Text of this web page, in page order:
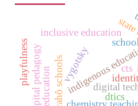
indigenous
krahô schools
school
digital
vygotsky cts
hospital pedagogy
playfulness
inclusive education
dtics